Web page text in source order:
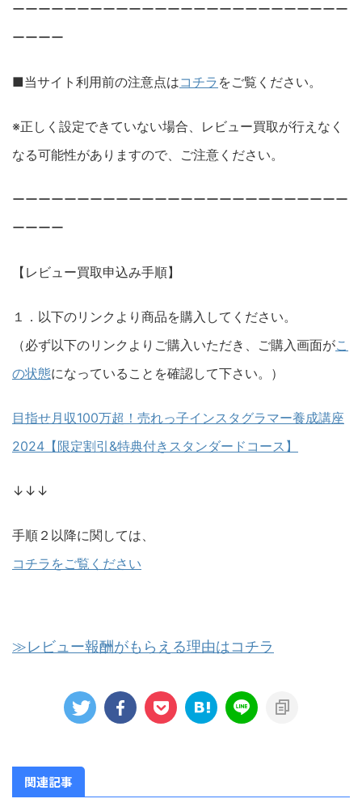
ーーーーーーーーーーーーーーーーーーーーーーーーーー
ーーーー
■当サイト利用前の注意点はコチラ をご覧ください。
※正しく設定できていない場合、レビュー買取が行えなく
なる可能性がありますので、ご注意ください。
ーーーーーーーーーーーーーーーーーーーーーーーーーー
ーーーー
【レビュー買取申込み手順】
１．以下のリンクより商品を購入してください。
（必ず以下のリンクよりご購入いただき、ご購入画面がこ
の状態になっていることを確認して下さい。）
目指せ月収100万超！売れっ子インスタグラマー養成講座
2024【限定割引&特典付きスタンダードコース】
↓↓↓
手順２以降に関しては、
コチラをご覧ください
≫レビュー報酬がもらえる理由はコチラ
関連記事